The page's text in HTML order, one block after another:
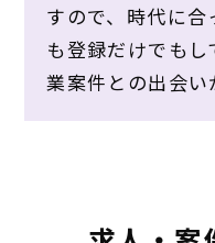
すので、時代に
も登録だけでも
業案件との出会い